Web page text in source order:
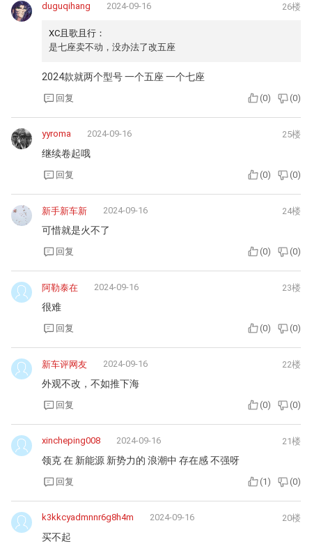
duguqihang 2024-09-16 26楼
XC且歌且行：
是七座卖不动，没办法了改五座
2024款就两个型号 一个五座 一个七座
回复 (0) (0)
yyroma 2024-09-16 25楼
继续卷起哦
回复 (0) (0)
新手新车新 2024-09-16 24楼
可惜就是火不了
回复 (0) (0)
阿勒泰在 2024-09-16 23楼
很难
回复 (0) (0)
新车评网友 2024-09-16 22楼
外观不改，不如推下海
回复 (0) (0)
xincheping008 2024-09-16 21楼
领克 在 新能源 新势力的 浪潮中 存在感 不强呀
回复 (1 ) (0)
k3kkcyadmnnr6g8h4m 2024-09-16 20楼
买不起